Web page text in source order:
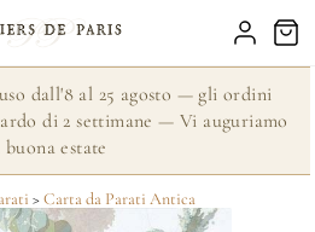
dall'8 al 25 agosto — gli ordini
di 2 settimane — Vi auguriamo
buona estate
>Carta da Parati Antica